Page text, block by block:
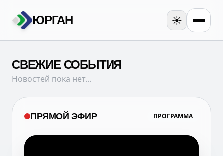
ЮРГАН ☀️
СВЕЖИЕ СОБЫТИЯ
Новостей пока нет...
ПРЯМОЙ ЭФИР ПРОГРАММА